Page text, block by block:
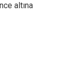
altına